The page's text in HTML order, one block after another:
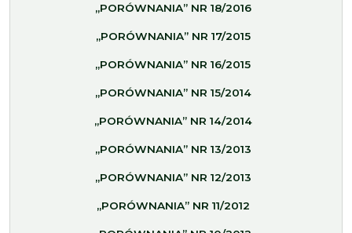
„PORÓWNANIA” NR 18/2016
„PORÓWNANIA” NR 17/2015
„PORÓWNANIA” NR 16/2015
„PORÓWNANIA” NR 15/2014
„PORÓWNANIA” NR 14/2014
„PORÓWNANIA” NR 13/2013
„PORÓWNANIA” NR 12/2013
„PORÓWNANIA” NR 11/2012